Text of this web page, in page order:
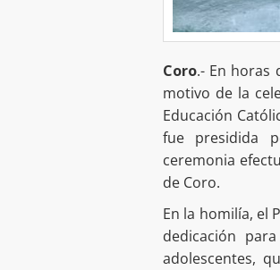
Coro.- En horas
motivo de la
Educación
fue presidida
ceremonia
de Coro.
En la homilía, el
dedicación
adolescentes,